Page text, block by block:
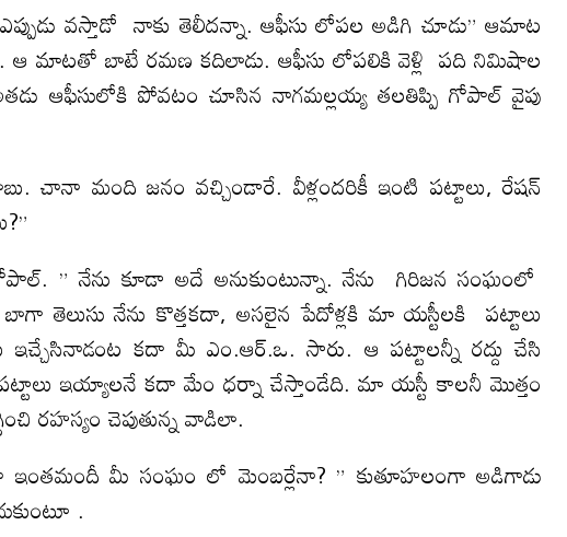
వస్తాడో నాకు తెలీదన్నా. ఆఫీసు లోపల అడిగి చూడు” ఆమాట
ఆ మాటతో బాటే రమణ కదిలాడు. ఆఫీసు లోపలికి వెళ్లి పది నిమిషాల
ఆఫీసులోకి పోవటం చూసిన నాగమల్లయ్య తలతిప్పి గోపాల్ వైపు
చానా మంది జనం వచ్చిండారే. వీళ్లందరికీ ఇంటి పట్టాలు, రేషన్
” నేను కూడా అదే అనుకుంటున్నా. నేను గిరిజన సంఘంలో
తెలుసు నేను కొత్తకదా, అసలైన పేదోళ్లకి మా యస్టీలకి పట్టాలు
ఇచ్చేసినాడంట కదా మీ ఎం.ఆర్.ఒ. సారు. ఆ పట్టాలన్నీ రద్దు చేసి
పట్టాలు ఇయ్యాలనే కదా మేం ధర్నా చేస్తాండేది. మా యస్టీ కాలనీ మొత్తం
రహస్యం చెపుతున్న వాడిలా.
ఇంతమందీ మీ సంఘం లో మెంబర్లేనా? ” కుతూహలంగా అడిగాడు
.